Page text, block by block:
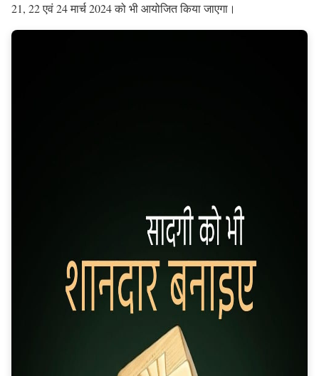
21, 22 एवं 24 मार्च 2024 को भी आयोजित किया जाएगा।